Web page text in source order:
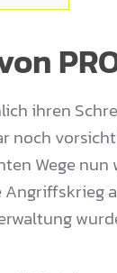
ihren
noch
Wege